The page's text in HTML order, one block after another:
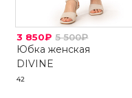
3 850₽ 5 500₽
Юбка женская
DIVINE
42